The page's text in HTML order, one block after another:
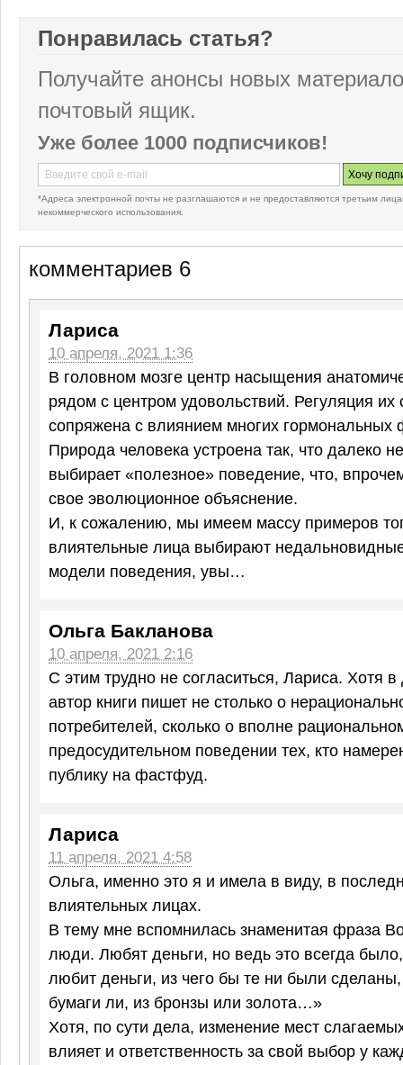
Понравилась статья?
Получайте анонсы новых
почтовый ящик.
Уже более 1000 подписчиков!
*Адреса электронной почты не разглашаются и не предоставляются третьим
некоммерческого использования.
комментариев 6
Лариса
10 апреля, 2021 1:36
В головном мозге центр насыщения
рядом с центром удовольствий. Регуляция их
сопряжена с влиянием многих гормональных
Природа человека устроена так, что далеко
выбирает «полезное» поведение, что,
свое эволюционное объяснение.
И, к сожалению, мы имеем массу примеров
влиятельные лица выбирают
модели поведения, увы…
Ольга Бакланова
10 апреля, 2021 2:16
С этим трудно не согласиться, Лариса. Хотя
автор книги пишет не столько о
потребителей, сколько о вполне
предосудительном поведении тех, кто
публику на фастфуд.
Лариса
11 апреля, 2021 4:58
Ольга, именно это я и имела в виду, в
влиятельных лицах.
В тему мне вспомнилась знаменитая фраза
люди. Любят деньги, но ведь это всегда
любит деньги, из чего бы те ни были
бумаги ли, из бронзы или золота…»
Хотя, по сути дела, изменение мест
влияет и ответственность за свой выбор у